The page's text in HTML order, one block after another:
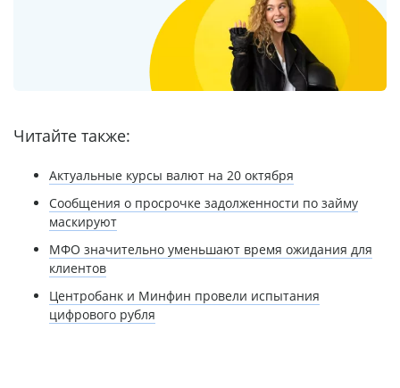
Читайте также:
Актуальные курсы валют на 20 октября
Сообщения о просрочке задолженности по займу
маскируют
МФО значительно уменьшают время ожидания для
клиентов
Центробанк и Минфин провели испытания
цифрового рубля